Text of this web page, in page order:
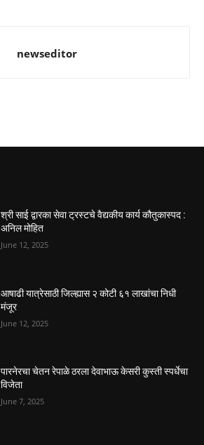
newseditor
श्री साई द्वारका सेवा ट्रस्टचे वैद्यकीय कार्य कौतुकास्पद :
अनिल मोहित
June 12, 2025
आषाढी यात्रेसाठी जिल्ह्यास २ कोटी ६१ लाखांचा निधी
मंजूर
June 12, 2025
पारनेरचा चेतन रेपाळे ठरला देवाभाऊ केसरी कुस्ती स्पर्धेचा
विजेता
June 7, 2025